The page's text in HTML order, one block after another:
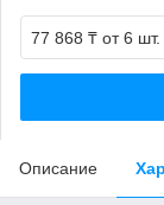
77 868 ₸ от 6 шт.
Описание